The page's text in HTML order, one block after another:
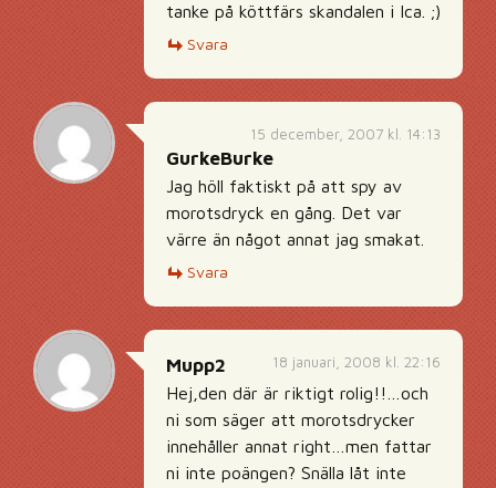
tanke på köttfärs skandalen i Ica. ;)
Svara
15 december, 2007 kl. 14:13
GurkeBurke
Jag höll faktiskt på att spy av
morotsdryck en gång. Det var
värre än något annat jag smakat.
Svara
18 januari, 2008 kl. 22:16
Mupp2
Hej,den där är riktigt rolig!!…och
ni som säger att morotsdrycker
innehåller annat right…men fattar
ni inte poängen? Snälla låt inte